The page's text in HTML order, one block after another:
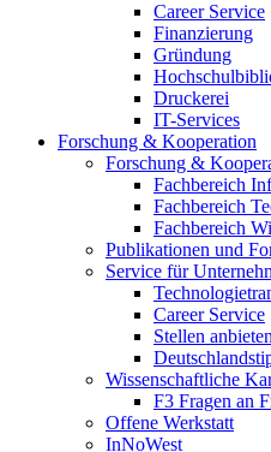
Career Service
Finanzierung
Gründung
Druckerei
IT-Services
Forschung & Kooperation
Forschung &
Fachbereich
Fachbereich
Fachbereich
Publikationen und
Service für
Career Service
Stellen anbieten
Wissenschaftliche
F3 Fragen an
Offene Werkstatt
InNoWest